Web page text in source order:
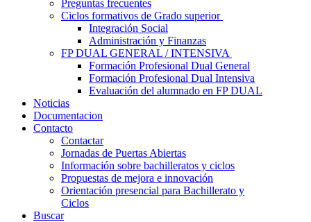
Preguntas frecuentes
Ciclos formativos de Grado superior
Integración Social
Administración y Finanzas
FP DUAL GENERAL / INTENSIVA
Formación Profesional Dual General
Formación Profesional Dual Intensiva
Evaluación del alumnado en FP DUAL
Noticias
Documentacion
Contacto
Contactar
Jornadas de Puertas Abiertas
Información sobre bachilleratos y ciclos
Propuestas de mejora e innovación
Orientación presencial para Bachillerato y
Ciclos
Buscar